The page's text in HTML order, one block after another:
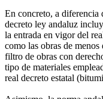
En concreto, a diferencia
decreto ley andaluz
la entrada en vigor del
como las obras de
filtro de obras con
tipo de materiales
real decreto estatal